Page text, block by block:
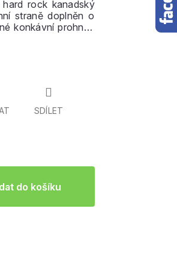
cena:
do košíku
rock kanadský
straně doplněn o
konkávní prohnutí
o průměru 62mm
SDÍLET